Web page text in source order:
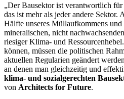
„Der Bausektor ist verantwortlich
das ist mehr als jeder andere Sektor.
Hälfte unseres Müllaufkommens
mineralischen, nicht
riesiger Klima- und
können, müssen die politischen
aktuellen Regularien geändert
an denen man gleichzeitig und
klima- und sozialgerechten
von Architects for Future.